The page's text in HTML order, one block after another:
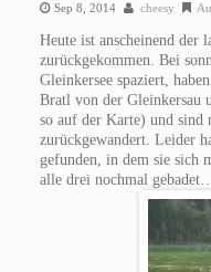
Sep 8, 2014 cheesy
Heute ist anscheinend der
zurückgekommen. Bei
Gleinkersee spaziert,
Bratl von der Gleinkersau
so auf der Karte) und sind
zurückgewandert. Leider
gefunden, in dem sie sich
alle drei nochmal